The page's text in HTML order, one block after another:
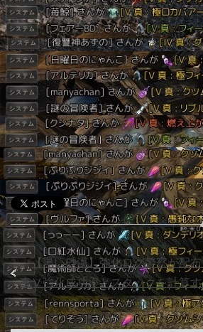
「【黒い砂漠】強化ログ警察が配
真Ⅴ強化成功率とスタックを計算